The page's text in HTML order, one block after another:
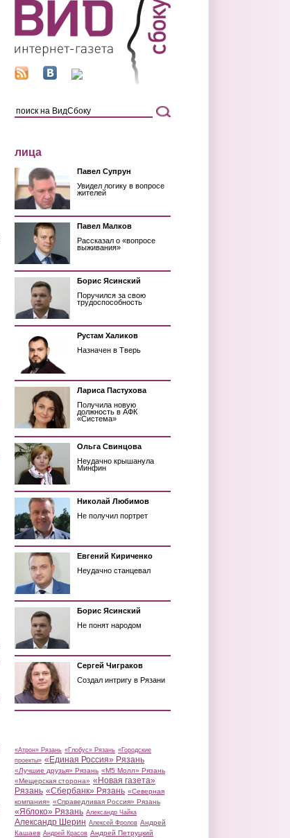
лица
Павел Супрун
Увидел логику в вопросе
жителей
Павел Малков
Рассказал о «вопросе
выживания»
Борис Ясинский
Поручился за свою
трудоспособность
Рустам Халиков
Назначен в Тверь
Лариса Пастухова
Получила новую
должность в АФК
«Система»
Ольга Свинцова
Неудачно крышанула
Минфин
Николай Любимов
Не получил портрет
Евгений Кириченко
Неудачно станцевал
Борис Ясинский
Не понят народом
Сергей Чиграков
Создал интригу в Рязани
«Атрон» Рязань «Глобус» Рязань «Городские
проекты» «Единая Россия» Рязань
«Лучшие друзья» Рязань «М5 Молл» Рязань
«Мещерская сторона» «Новая газета»
Рязань «Сбербанк» Рязань «Северная
компания» «Справедливая Россия» Рязань
«Яблоко» Рязань Александр Чайка
Александр Шерин Алексей Фролов Андрей
Кашаев Андрей Красов Андрей Петруцкий